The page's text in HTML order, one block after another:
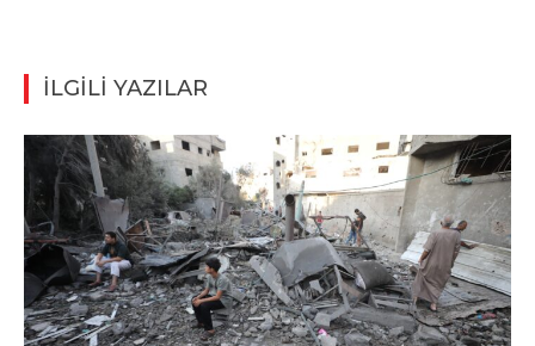
İLGİLİ YAZILAR